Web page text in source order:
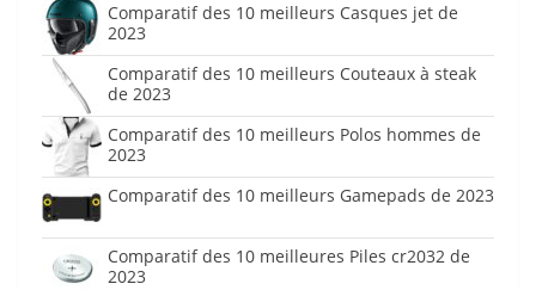
Comparatif des 10 meilleurs Casques jet de
2023
Comparatif des 10 meilleurs Couteaux à steak
de 2023
Comparatif des 10 meilleurs Polos hommes de
2023
Comparatif des 10 meilleurs Gamepads de 2023
Comparatif des 10 meilleures Piles cr2032 de
2023